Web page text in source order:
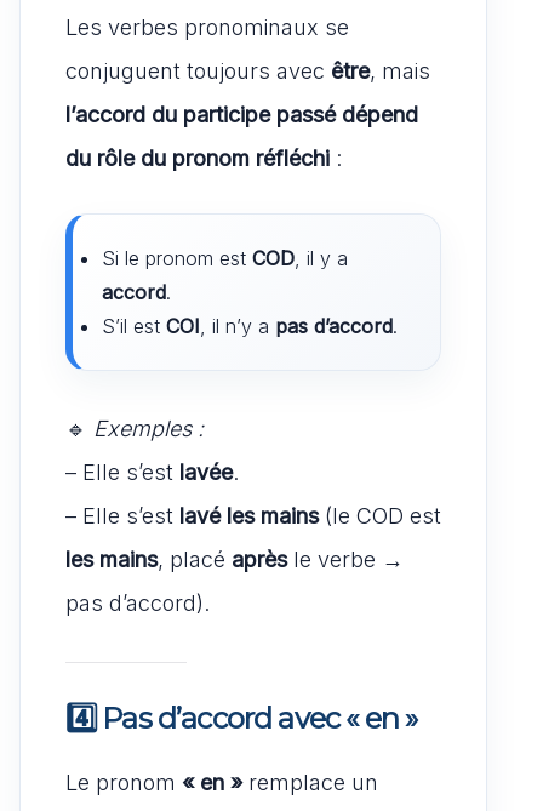
Les verbes pronominaux se
conjuguent toujours avec être, mais
l’accord du participe passé dépend
du rôle du pronom réfléchi :
Si le pronom est COD , il y a
accord.
S’il est COI , il n’y a pas d’accord.
🔹 Exemples :
– Elle s’est lavée.
– Elle s’est lavé les mains(le COD est
les mains, placé aprèsle verbe →
pas d’accord).
4️⃣ Pas d’accord avec« en »
Le pronom « en »remplace un